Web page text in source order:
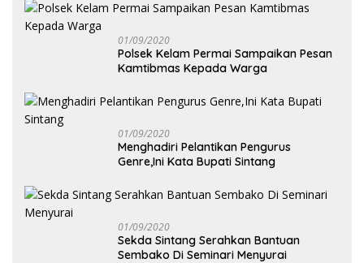
01/09/2020
Polsek Kelam Permai Sampaikan Pesan
Kamtibmas Kepada Warga
01/09/2020
Menghadiri Pelantikan Pengurus
Genre,Ini Kata Bupati Sintang
01/09/2020
Sekda Sintang Serahkan Bantuan
Sembako Di Seminari Menyurai